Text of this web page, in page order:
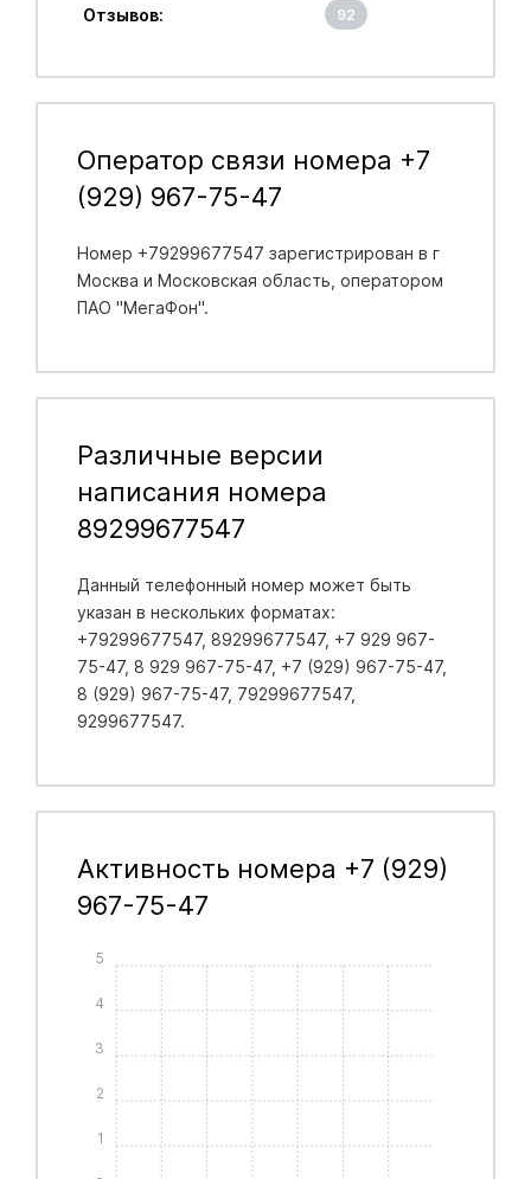
Отзывов: 92
Оператор связи номера +7
(929) 967-75-47
Номер +79299677547 зарегистрирован в г
Москва и Московская область , оператором
ПАО "МегаФон".
Различные версии
написания номера
89299677547
Данный телефонный номер может быть
указан в нескольких форматах:
+79299677547, 89299677547, +7 929 967-
75-47, 8 929 967-75-47, +7 (929) 967-75-47,
8 (929) 967-75-47, 79299677547,
9299677547.
Активность номера +7 (929)
967-75-47
1
2
3
4
5